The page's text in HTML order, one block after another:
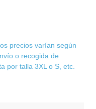
precios varían según
o recogida de
por talla 3XL o S, etc.